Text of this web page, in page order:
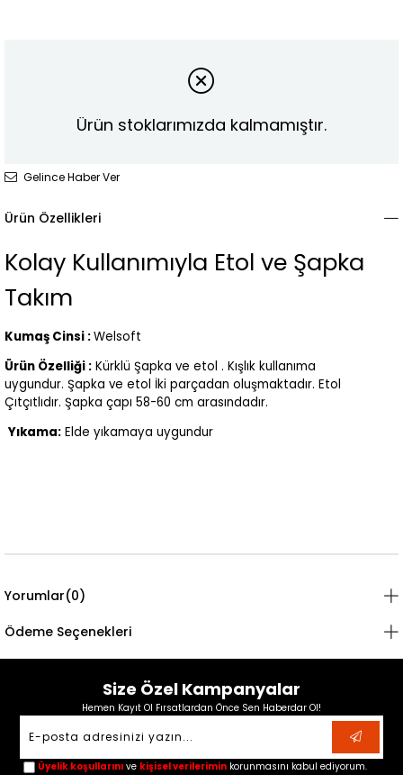
Ürün stoklarımızda kalmamıştır.
Gelince Haber Ver
Ürün Özellikleri
Kolay Kullanımıyla Etol ve Şapka
Takım
Kumaş Cinsi :Welsoft
Ürün Özelliği : Kürklü Şapka ve etol . Kışlık kullanıma
uygundur. Şapka ve etol İki parçadan oluşmaktadır. Etol
Çıtçıtlıdır. Şapka çapı 58-60 cm arasındadır.
Yıkama: Elde yıkamaya uygundur
Yorumlar(0)
Ödeme Seçenekleri
Size Özel Kampanyalar
Hemen Kayıt Ol Fırsatlardan Önce Sen Haberdar Ol!
Üyelik koşullarını ve kişisel verilerimin korunmasını kabul ediyorum.